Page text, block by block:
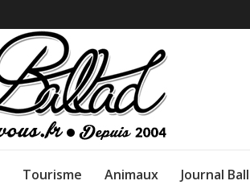
Tourisme Animaux Journal